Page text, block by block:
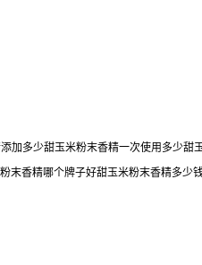
加多少甜玉米粉末香精一次使用多少甜
末香精哪个牌子好甜玉米粉末香精多少